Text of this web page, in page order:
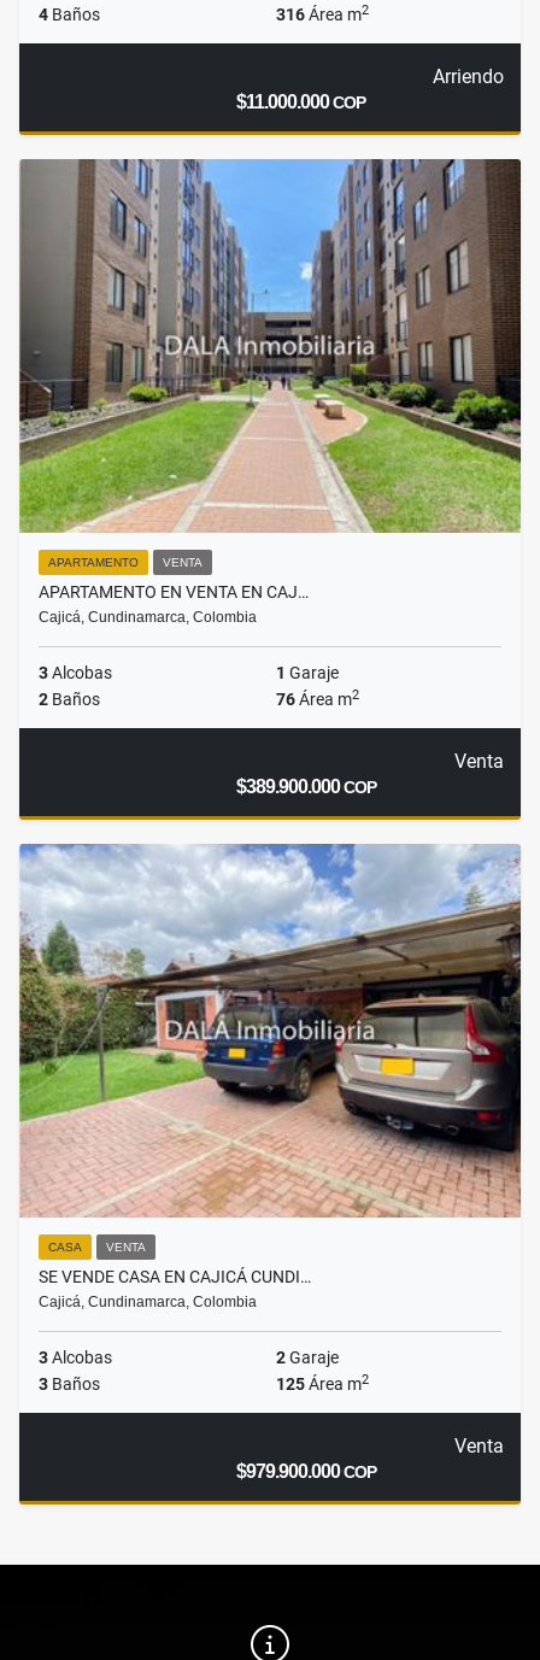
4 Baños 316Área m2
Arriendo
$11.000.000COP
APARTAMENTO VENTA
APARTAMENTO EN VENTA EN CAJ…
Cajicá, Cundinamarca, Colombia
3Alcobas 1 Garaje
2 Baños 76Área m2
Venta
$389.900.000COP
CASA VENTA
SE VENDE CASA EN CAJICÁ CUNDI…
Cajicá, Cundinamarca, Colombia
3Alcobas 2Garaje
3 Baños 125Área m2
Venta
$979.900.000COP